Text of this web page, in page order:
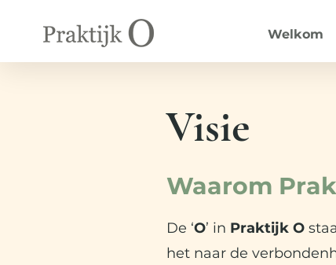
Welkom
Visie
Waarom
De ‘O’ in Praktijk O
het naar de